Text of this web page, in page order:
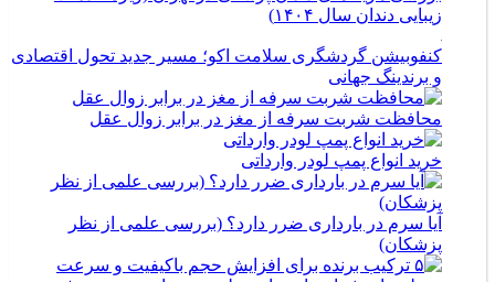
زیبایی دندان سال ۱۴۰۴)
کنفوبیشن گردشگری سلامت اکو؛ مسیر جدید تحول اقتصادی
و برندینگ جهانی
محافظت شربت سرفه از مغز در برابر زوال عقل
خرید انواع پمپ لودر وارداتی
آیا سرم در بارداری ضرر دارد؟ (بررسی علمی از نظر
پزشکان)